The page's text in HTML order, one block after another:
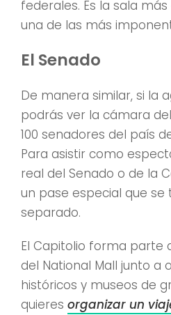
federales. Es la sala
una de las más
El Senado
De manera similar, si la
podrás ver la cámara
100 senadores del país
Para asistir como
real del Senado o de la
un pase especial que
separado.
El Capitolio forma parte
del National Mall junto a
históricos y museos de
quieres organizar un